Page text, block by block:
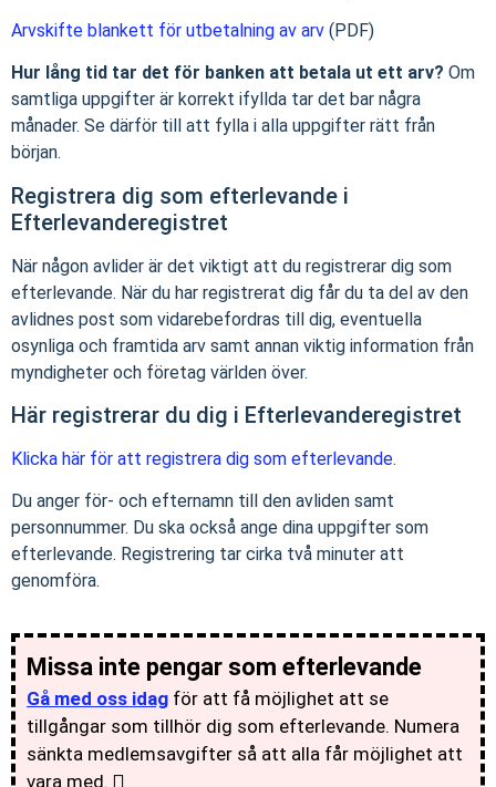
Arvskifte blankett för utbetalning av arv (PDF)
Hur lång tid tar det för banken att betala ut ett arv? Om
samtliga uppgifter är korrekt ifyllda tar det bar några
månader. Se därför till att fylla i alla uppgifter rätt från
början.
Registrera dig som efterlevande i
Efterlevanderegistret
När någon avlider är det viktigt att du registrerar dig som
efterlevande. När du har registrerat dig får du ta del av den
avlidnes post som vidarebefordras till dig, eventuella
osynliga och framtida arv samt annan viktig information från
myndigheter och företag världen över.
Här registrerar du dig i Efterlevanderegistret
Klicka här för att registrera dig som efterlevande.
Du anger för- och efternamn till den avliden samt
personnummer. Du ska också ange dina uppgifter som
efterlevande. Registrering tar cirka två minuter att
genomföra.
Missa inte pengar som efterlevande
Gå med oss idag för att få möjlighet att se
tillgångar som tillhör dig som efterlevande. Numera
sänkta medlemsavgifter så att alla får möjlighet att
vara med.